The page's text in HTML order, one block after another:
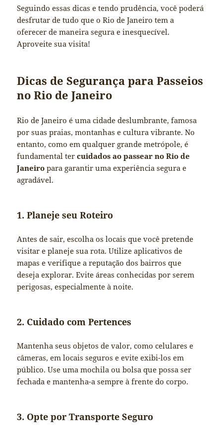
Seguindo essas dicas e tendo prudência, você poderá
desfrutar de tudo que o Rio de Janeiro tem a
oferecer de maneira segura e inesquecível.
Aproveite sua visita!
Dicas de Segurança para Passeios
no Rio de Janeiro
Rio de Janeiro é uma cidade deslumbrante, famosa
por suas praias, montanhas e cultura vibrante. No
entanto, como em qualquer grande metrópole, é
fundamental tercuidados ao passear no Rio de
Janeiro para garantir uma experiência segura e
agradável.
1. Planeje seu Roteiro
Antes de sair, escolha os locais que você pretende
visitar e planeje sua rota. Utilize aplicativos de
mapas e verifique a reputação dos bairros que
deseja explorar. Evite áreas conhecidas por serem
perigosas, especialmente à noite.
2. Cuidado com Pertences
Mantenha seus objetos de valor, como celulares e
câmeras, em locais seguros e evite exibi-los em
público. Use uma mochila ou bolsa que possa ser
fechada e mantenha-a sempre à frente do corpo.
3. Opte por Transporte Seguro